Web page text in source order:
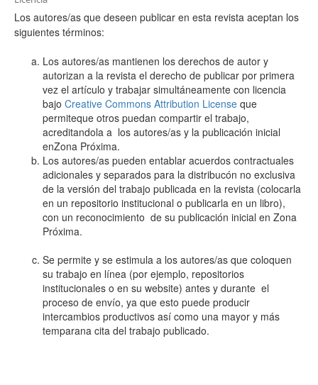
Los autores/as que deseen publicar en esta revista aceptan los
siguientes términos:
Los autores/as mantienen los derechos de autor y
autorizan a la revista el derecho de publicar por primera
vez el artículo y trabajar simultáneamente con licencia
bajo Creative Commons Attribution Licenseque
permiteque otros puedan compartir el trabajo,
acreditandola a los autores/as y la publicación inicial
enZona Próxima.
Los autores/as pueden entablar acuerdos contractuales
adicionales y separados para la distribucón no exclusiva
de la versión del trabajo publicada en la revista (colocarla
en un repositorio institucional o publicarla en un libro),
con un reconocimiento de su publicación inicial en Zona
Próxima.
Se permite y se estimula a los autores/as que coloquen
su trabajo en línea (por ejemplo, repositorios
institucionales o en su website) antes y durante el
proceso de envío, ya que esto puede producir
intercambios productivos así como una mayor y más
temparana cita del trabajo publicado.